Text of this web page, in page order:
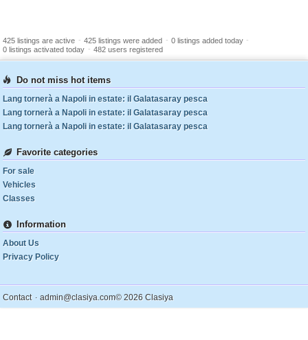
425 listings are active - 425 listings were added - 0 listings added today -
0 listings activated today - 482 users registered
Do not miss hot items
Lang tornerà a Napoli in estate: il Galatasaray pesca
Lang tornerà a Napoli in estate: il Galatasaray pesca
Lang tornerà a Napoli in estate: il Galatasaray pesca
Favorite categories
For sale
Vehicles
Classes
Information
About Us
Privacy Policy
Contact . admin@clasiya.com© 2026 Clasiya